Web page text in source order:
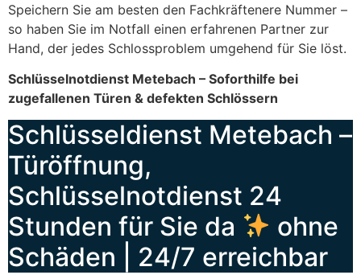
Speichern Sie am besten den Fachkräftenere Nummer –
so haben Sie im Notfall einen erfahrenen Partner zur
Hand, der jedes Schlossproblem umgehend für Sie löst.
Schlüsselnotdienst Metebach – Soforthilfe bei
zugefallenen Türen & defekten Schlössern
Schlüsseldienst Metebach –
Türöffnung,
Schlüsselnotdienst 24
Stunden für Sie da
ohne
Schäden | 24/7 erreichbar